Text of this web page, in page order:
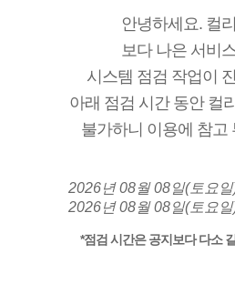
안녕하세요. 컬
보다 나은 서비
시스템 점검 작업이
아래 점검 시간 동안 컬
불가하니 이용에 참고
2026년 08월 08일(토요
2026년 08월 08일(토요
*점검 시간은 공지보다 다소